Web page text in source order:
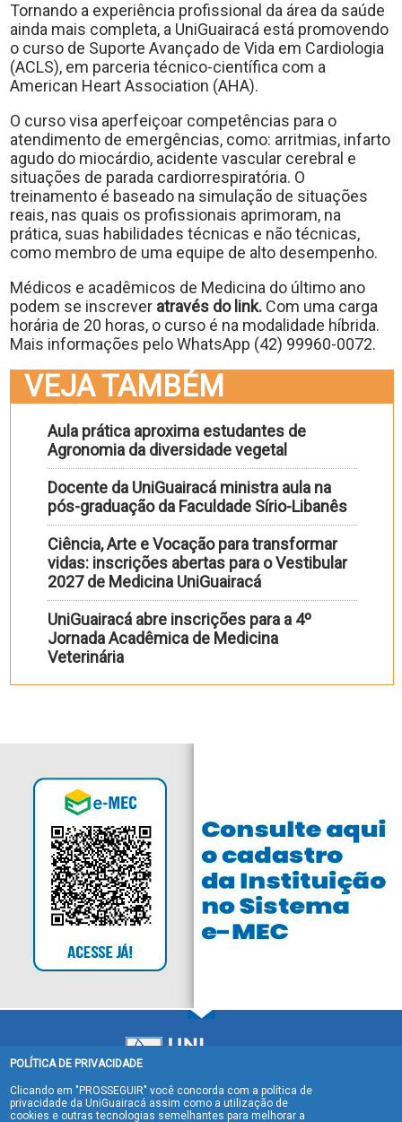
Tornando a experiência profissional da área da saúde
ainda mais completa, a UniGuairacá está promovendo
o curso de Suporte Avançado de Vida em Cardiologia
(ACLS), em parceria técnico-científica com a
American Heart Association (AHA).
O curso visa aperfeiçoar competências para o
atendimento de emergências, como: arritmias, infarto
agudo do miocárdio, acidente vascular cerebral e
situações de parada cardiorrespiratória. O
treinamento é baseado na simulação de situações
reais, nas quais os profissionais aprimoram, na
prática, suas habilidades técnicas e não técnicas,
como membro de uma equipe de alto desempenho.
Médicos e acadêmicos de Medicina do último ano
podem se inscrever através dolink. Com uma carga
horária de 20 horas, o curso é na modalidade híbrida.
Mais informações pelo WhatsApp (42) 99960-0072.
VEJA TAMBÉM
Aula prática aproxima estudantes de
Agronomia da diversidade vegetal
Docente da UniGuairacá ministra aula na
pós-graduação da Faculdade Sírio-Libanês
Ciência, Arte e Vocação para transformar
vidas: inscrições abertas para o Vestibular
2027 de Medicina UniGuairacá
UniGuairacá abre inscrições para a 4º
Jornada Acadêmica de Medicina
Veterinária
POLÍTICA DE PRIVACIDADE
Clicando em "PROSSEGUIR" você concorda com a política de
privacidade da UniGuairacá assim como a utilização de
cookies e outras tecnologias semelhantes para melhorar a